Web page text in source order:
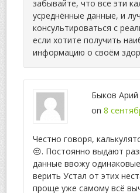
забывайте, что все эти
усреднённые данные, и
консультироваться с
если хотите получить
информацию о своём
Быков Арий
on 8
Честно говоря,
😒. Постоянно выдают
данные ввожу
верить Устал от этих
проще уже самому всё